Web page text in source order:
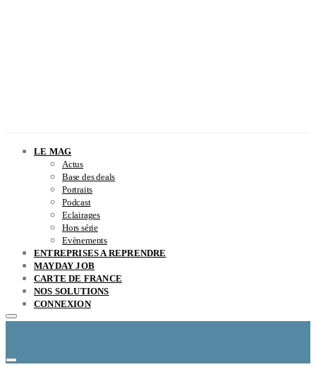
LE MAG
Actus
Base des deals
Portraits
Podcast
Eclairages
Hors série
Evènements
ENTREPRISES A REPRENDRE
MAYDAY JOB
CARTE DE FRANCE
NOS SOLUTIONS
CONNEXION